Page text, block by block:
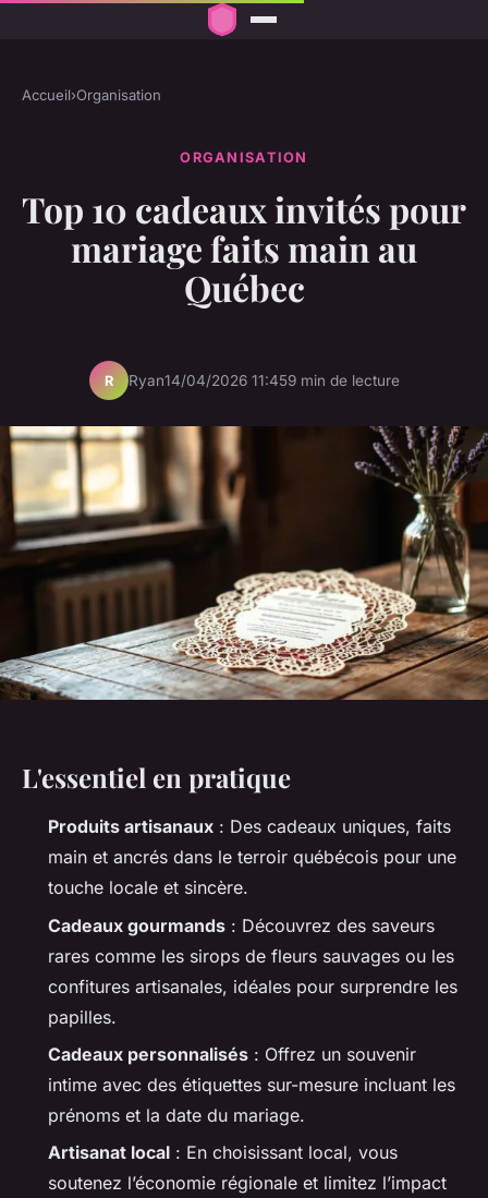
Accueil›Organisation
ORGANISATION
Top 10 cadeaux invités pour
mariage faits main au
Québec
R Ryan14/04/2026 11:459 min de lecture
L'essentiel en pratique
Produits artisanaux : Des cadeaux uniques, faits
main et ancrés dans le terroir québécois pour une
touche locale et sincère.
Cadeaux gourmands : Découvrez des saveurs
rares comme les sirops de fleurs sauvages ou les
confitures artisanales, idéales pour surprendre les
papilles.
Cadeaux personnalisés : Offrez un souvenir
intime avec des étiquettes sur-mesure incluant les
prénoms et la date du mariage.
Artisanat local : En choisissant local, vous
soutenez l’économie régionale et limitez l’impact